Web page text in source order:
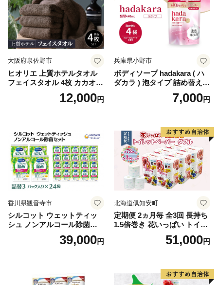
ペーパー ダブル といれっと
ぺーぱー トイレ クレシア ト
イレットペーパー [BDBH002
-1]
大阪府泉佐野市
ヒオリエ 上質ホテルタオル
フェイスタオル 4枚 カカオ
【タオル 泉州タオル 吸水 普
段使い 無地 シンプル 日用品
12,000円
兵庫県小野市
ボディソープ hadakara ( ハ
ダカラ ) 泡タイプ 詰め替え 4
40ml×4袋 ボディーソープ 泡
ボディソープ 泡 日用品 消耗
泡石鹸 石鹸 兵庫 兵庫県 小野
7,000円
香川県観音寺市
シルコット ウェットティッ
シュ ノンアルコール除菌詰
替（43枚×3P）×24袋 日用品
おもちゃ 拭き取り 手拭き 外
39,000円
北海道倶知安町
定期便 2ヵ月毎 全3回 長持ち
1.5倍巻き 花いっぱい トイレ
ットペーパー ダブル 45ｍ 計
72ロール 全18種 花柄 プリン
ー 消耗品 備蓄 送料無料 北海
道 倶知安町 日用品
51,000円